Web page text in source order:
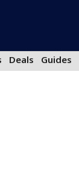
Deals Guides